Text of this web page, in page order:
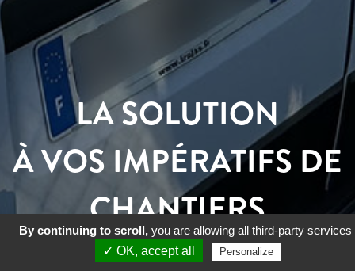
LA SOLUTION
À VOS IMPÉRATIFS DE
CHANTIERS
By continuing to scroll, you are allowing all third-party services
✓ OK, accept all
Personalize